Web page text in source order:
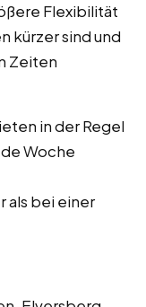
Flexibilität
kürzer sind und
Zeiten
in der Regel
Woche
als bei einer